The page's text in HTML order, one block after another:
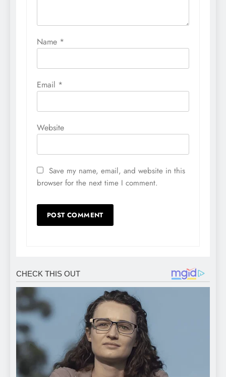
Name *
Email *
Website
Save my name, email, and website in this
browser for the next time I comment.